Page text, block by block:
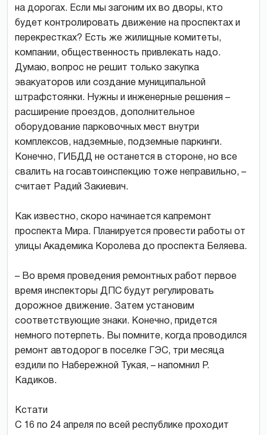
на дорогах. Если мы загоним их во дворы, кто
будет контролировать движение на проспектах и
перекрестках? Есть же жилищные комитеты,
компании, общественность привлекать надо.
Думаю, вопрос не решит только закупка
эвакуаторов или создание муниципальной
штрафстоянки. Нужны и инженерные решения –
расширение проездов, дополнительное
оборудование парковочных мест внутри
комплексов, надземные, подземные паркинги.
Конечно, ГИБДД не останется в стороне, но все
свалить на госавтоинспекцию тоже неправильно, –
считает Радий Закиевич.
Как известно, скоро начинается капремонт
проспекта Мира. Планируется провести работы от
улицы Академика Королева до проспекта Беляева.
– Во время проведения ремонтных работ первое
время инспекторы ДПС будут регулировать
дорожное движение. Затем установим
соответствующие знаки. Конечно, придется
немного потерпеть. Вы помните, когда проводился
ремонт автодорог в поселке ГЭС, три месяца
ездили по Набережной Тукая, – напомнил Р.
Кадиков.
Кстати
С 16 по 24 апреля по всей республике проходит